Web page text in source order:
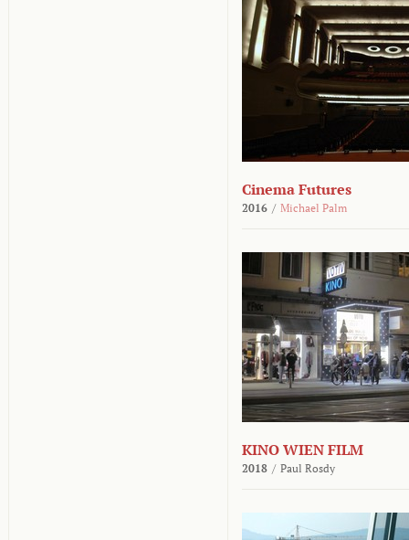
Cinema Futures
2016 / Michael Palm
KINO WIEN FILM
2018 / Paul Rosdy